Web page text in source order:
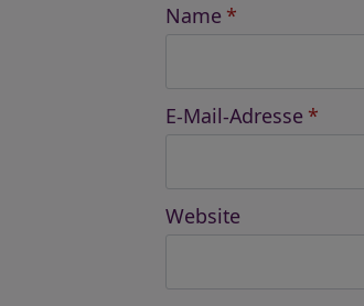
Name *
E-Mail-Adresse *
Website